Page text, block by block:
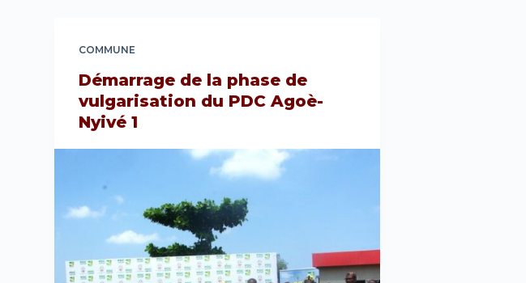
COMMUNE
Démarrage de la phase de
vulgarisation du PDC Agoè-
Nyivé 1